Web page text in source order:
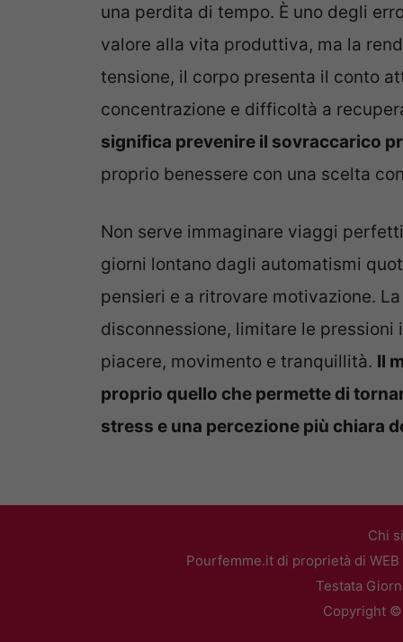
una perdita di tempo. È uno degli
valore alla vita produttiva, ma la
tensione, il corpo presenta il conto
concentrazione e difficoltà a
significa prevenire il sovraccarico
proprio benessere con una scelta
Non serve immaginare viaggi
giorni lontano dagli automatismi
pensieri e a ritrovare motivazione.
disconnessione, limitare le
piacere, movimento e tranquillità. Il
proprio quello che permette di
stress e una percezione più chiara
Chi
Pourfemme.it di proprietà di WEB
Testata
Copyright